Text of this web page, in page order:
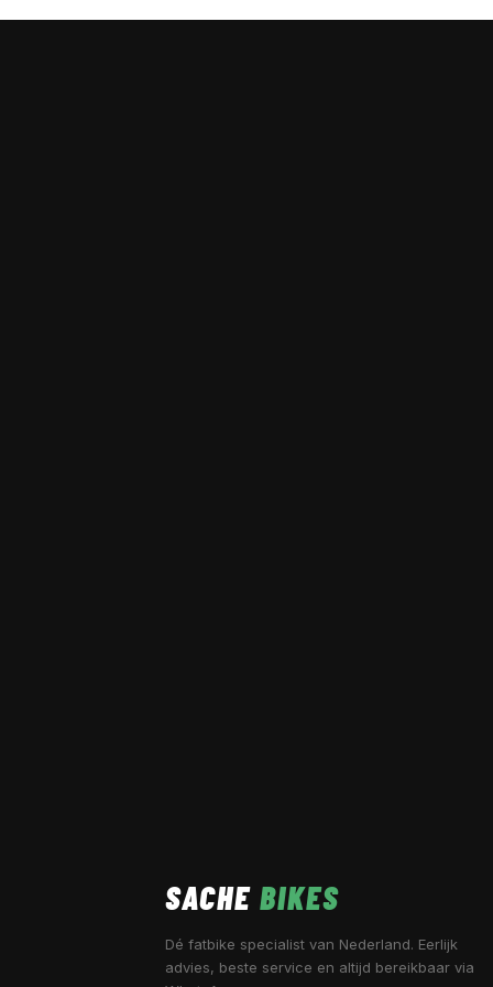
SACHE BIKES
Dé fatbike specialist van Nederland. Eerlijk
advies, beste service en altijd bereikbaar via